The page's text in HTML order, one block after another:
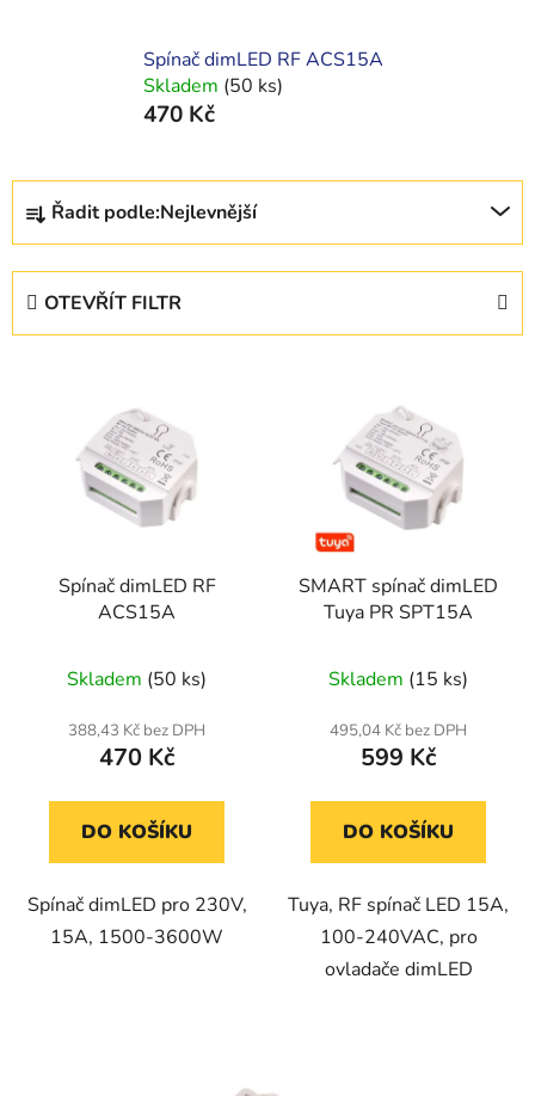
Spínač dimLED RF ACS15A
Skladem (50 ks)
470 Kč
Ř
z
Řadit podle:Nejlevnější
OTEVŘÍT FILTR
Spínač dimLED RF
ACS15A
Skladem (50 ks)
388,43 Kč bez DPH
470 Kč
DO KOŠÍKU
Spínač dimLED pro 230V,
15A, 1500-3600W
SMART spínač dimLED
Tuya PR SPT15A
Skladem (15 ks)
495,04 Kč bez DPH
599 Kč
DO KOŠÍKU
Tuya, RF spínač LED 15A,
100-240VAC, pro
ovladače dimLED